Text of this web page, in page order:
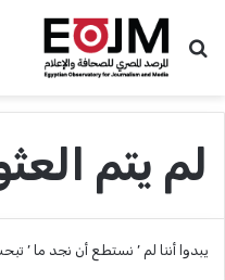
بحث عن
لم يتم
يبدوا أننا لم ’ نستطع أن نجد ما ’